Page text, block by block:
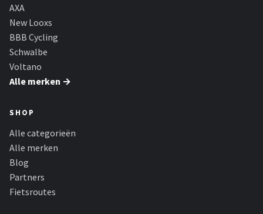
AXA
New Looxs
BBB Cycling
Schwalbe
Voltano
Alle merken →
SHOP
Alle categorieën
Alle merken
Blog
Partners
Fietsroutes